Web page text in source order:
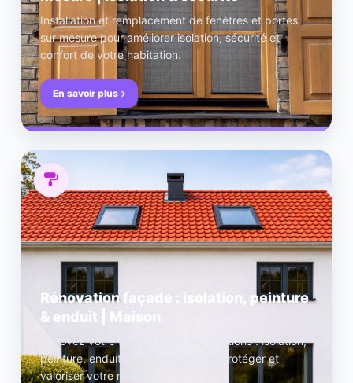
Installation et remplacement de fenêtres et portes
sur mesure pour améliorer isolation, sécurité et
confort de votre habitation.
En savoir plus
Rénovation façade : isolation, peinture
& enduit | Maison
Rénovez votre façade avec nos solutions : isolation,
peinture, enduit et nettoyage pour protéger et
valoriser votre maison.